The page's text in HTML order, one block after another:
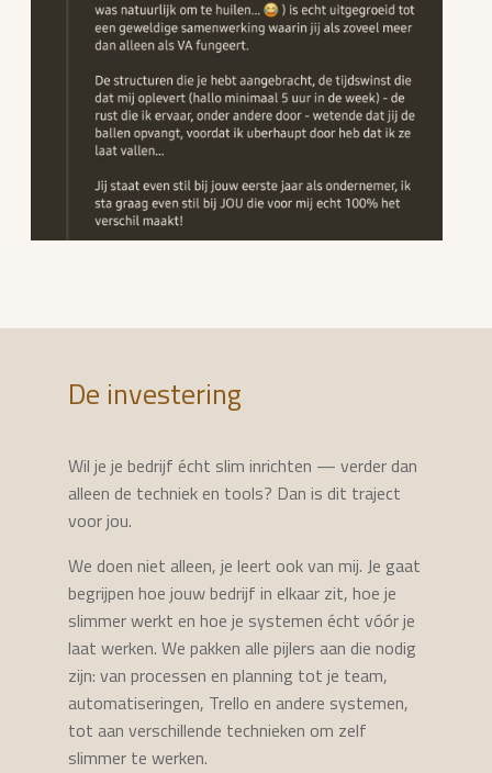
De investering
Wil je je bedrijf écht slim inrichten — verder dan
alleen de techniek en tools? Dan is dit traject
voor jou.
We doen niet alleen, je leert ook van mij. Je gaat
begrijpen hoe jouw bedrijf in elkaar zit, hoe je
slimmer werkt en hoe je systemen écht vóór je
laat werken. We pakken alle pijlers aan die nodig
zijn: van processen en planning tot je team,
automatiseringen, Trello en andere systemen,
tot aan verschillende technieken om zelf
slimmer te werken.